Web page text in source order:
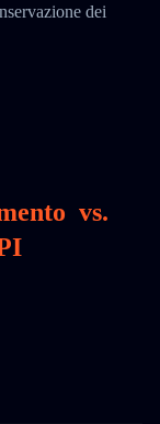
dei
vs.